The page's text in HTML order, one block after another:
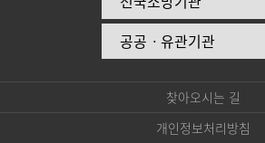
공공ㆍ유관기관
찾아오시는 길
개인정보처리방침